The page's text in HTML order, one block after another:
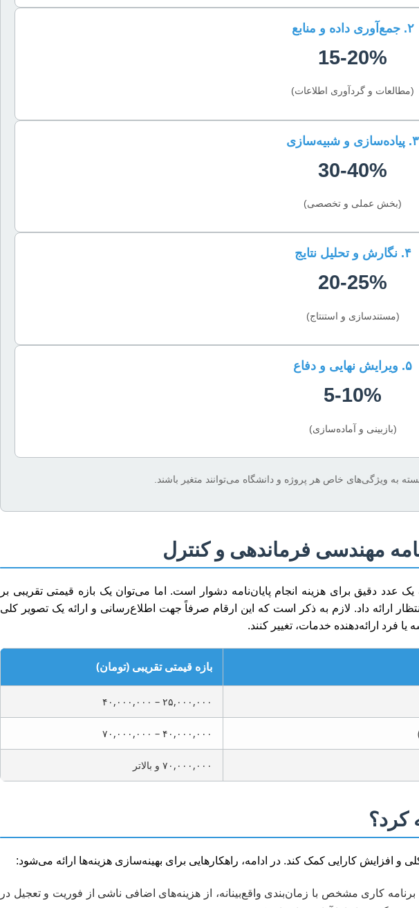
۲. جمع‌آوری داده و منابع
15-20%
(مطالعات و گردآوری اطلاعات)
۳. پیاده‌سازی و شبیه‌سازی
30-40%
(بخش عملی و تخصصی)
۴. نگارش و تحلیل نتایج
20-25%
(مستندسازی و استنتاج)
۵. ویرایش نهایی و دفاع
5-10%
(بازبینی و آماده‌سازی)
به ویژگی‌های خاص هر پروژه و دانشگاه می‌توانند متغیر باشند.
مهندسی فرماندهی و کنترل
عدد دقیق برای هزینه انجام پایان‌نامه دشوار است. اما می‌توان یک بازه قیمتی تقریبی بر
ارائه داد. لازم به ذکر است که این ارقام صرفاً جهت اطلاع‌رسانی و ارائه یک تصویر کلی
ارائه‌دهنده خدمات، تغییر کنند.
بازه قیمتی تقریبی (تومان)
۲۵,۰۰۰,۰۰۰ – ۴۰,۰۰۰,۰۰۰
۴۰,۰۰۰,۰۰۰ – ۷۰,۰۰۰,۰۰۰
۷۰,۰۰۰,۰۰۰ و بالاتر
کرد؟
و افزایش کارایی کمک کند. در ادامه، راهکارهایی برای بهینه‌سازی هزینه‌ها ارائه می‌شود:
کاری مشخص با زمان‌بندی واقع‌بینانه، از هزینه‌های اضافی ناشی از فوریت و تعجیل در